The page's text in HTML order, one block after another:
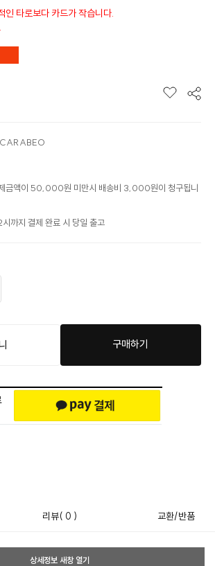
인 타로보다 카드가 작습니다.
금액이 50,000원 미만시 배송비 3,000원이 청구됩니
시까지 결제 완료 시 당일 출고
구매하기
리뷰( 0 ) 교환/반품
상세정보 새창 열기